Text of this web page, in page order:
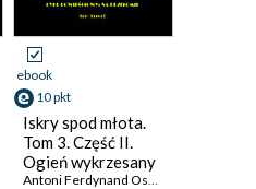
ebook
10 pkt
Iskry spod młota.
Tom 3. Część II.
Ogień wykrzesany
Antoni Ferdynand Ossendowski